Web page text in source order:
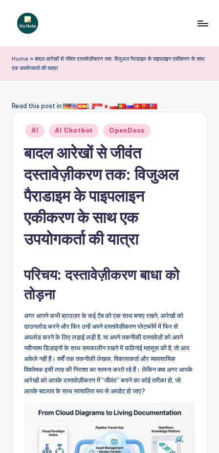
iz
N
t
d
-
si
h
&
Home » बादल आरेखों से जीवंत दस्तावेज़ीकरण तक: विजुअल पैराडाइम के पाइपलाइन एकीकरण के साथ
एक उपयोगकर्ता की यात्रा
Read this post in:
Posted
in
AI AI Chatbot OpenDocs
बादल आरेखों से जीवंत
दस्तावेज़ीकरण तक: विजुअल
पैराडाइम के पाइपलाइन
एकीकरण के साथ एक
उपयोगकर्ता की यात्रा
परिचय: दस्तावेज़ीकरण बाधा को
तोड़ना
अगर आपने कभी ब्राउज़र के कई टैब को एक साथ बनाए रखने, आरेखों को
डाउनलोड करने और फिर उन्हें अपने दस्तावेज़ीकरण प्लेटफॉर्म में फिर से
अपलोड करने के लिए लड़ाई लड़ी है, या अपने तकनीकी दस्तावेज़ों को अपने
नवीनतम डिज़ाइनों के साथ समकालीन रखने में कठिनाई महसूस की है, तो आप
अकेले नहीं हैं। वर्षों तक तकनीकी लेखक, विकासकर्ता और व्यावसायिक
विश्लेषक इसी तरह की निराशा का सामना करते रहे हैं। लेकिन क्या अगर आपके
आरेखों को आपके दस्तावेज़ीकरण में “जीवंत” बनाने का कोई तरीका हो, जो
आपके बदलाव के साथ स्वचालित रूप से अपडेट हो जाए?